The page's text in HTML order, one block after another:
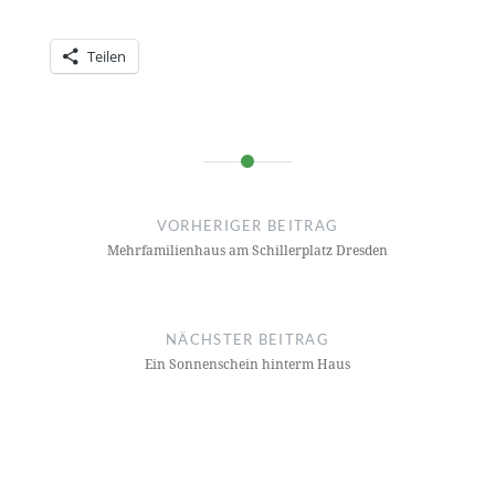
Teilen
Beitragsnavigation
VORHERIGER BEITRAG
Mehrfamilienhaus am Schillerplatz Dresden
NÄCHSTER BEITRAG
Ein Sonnenschein hinterm Haus